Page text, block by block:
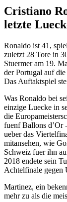
Cristiano
letzte
Ronaldo ist 41,
zuletzt 28 Tore in
Stuermer am 19.
der Portugal auf
Das Auftaktspiel
Was Ronaldo bei
einzige Luecke in
die
fuenf Ballons d’Or
ueber das
mitansehen, wie
Schweiz fuer ihn
2018 endete sein
Achtelfinale gegen
Martinez, ein
mehr zu als die